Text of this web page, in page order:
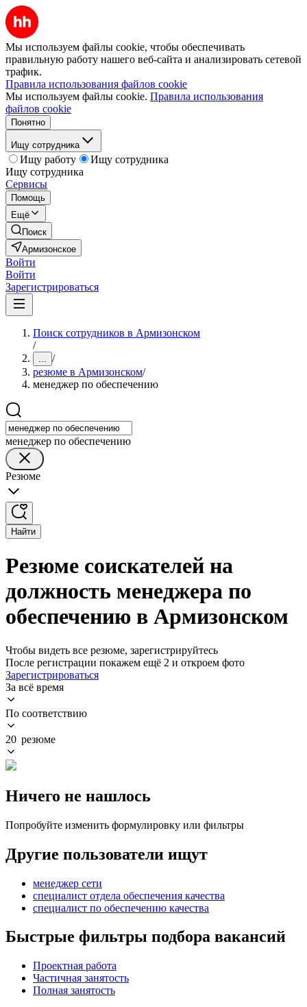
Мы используем файлы cookie, чтобы обеспечивать
правильную работу нашего веб-сайта и анализировать сетевой
трафик.
Правила использования файлов cookie
Мы используем файлы cookie. Правила использования
файлов cookie
Понятно
Ищу сотрудника
Ищу работу
Ищу сотрудника
Ищу сотрудника
Сервисы
Помощь
Ещё
Поиск
Армизонское
Войти
Войти
Зарегистрироваться
Поиск сотрудников в Армизонском
/
... /
резюме в Армизонском/
менеджер по обеспечению
менеджер по обеспечению
Резюме
Найти
Резюме соискателей на
должность менеджера по
обеспечению в Армизонском
Чтобы видеть все резюме, зарегистрируйтесь
После регистрации покажем ещё 2 и откроем фото
Зарегистрироваться
За всё время
По соответствию
20 резюме
Ничего не нашлось
Попробуйте изменить формулировку или фильтры
Другие пользователи ищут
менеджер сети
специалист отдела обеспечения качества
специалист по обеспечению качества
Быстрые фильтры подбора вакансий
Проектная работа
Частичная занятость
Полная занятость